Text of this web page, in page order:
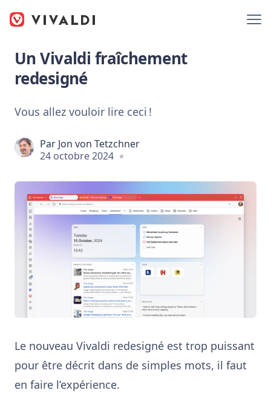
Un Vivaldi fraîchement
redesigné
Vous allez vouloir lire ceci !
Par Jon von Tetzchner
24 octobre 2024
Le nouveau Vivaldi redesigné est trop puissant
pour être décrit dans de simples mots, il faut
en faire l’expérience.